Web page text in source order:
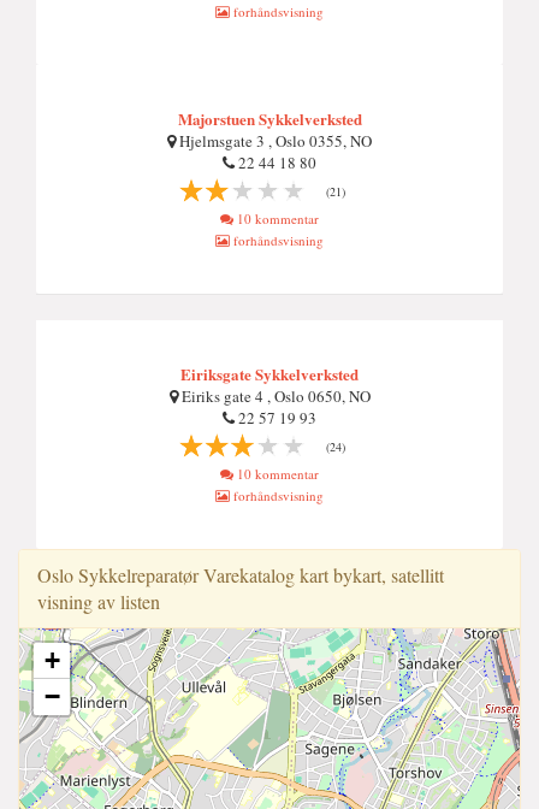
forhåndsvisning
Majorstuen Sykkelverksted
Hjelmsgate 3 , Oslo 0355, NO
22 44 18 80
(21)
10 kommentar
forhåndsvisning
Eiriksgate Sykkelverksted
Eiriks gate 4 , Oslo 0650, NO
22 57 19 93
(24)
10 kommentar
forhåndsvisning
Oslo Sykkelreparatør Varekatalog kart bykart, satellitt
visning av listen
+
−